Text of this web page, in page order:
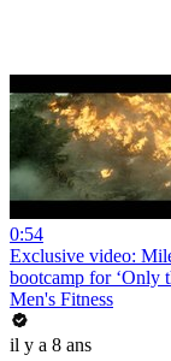
0:54
Exclusive video:
bootcamp for ‘Only
Men's Fitness
il y a 8 ans